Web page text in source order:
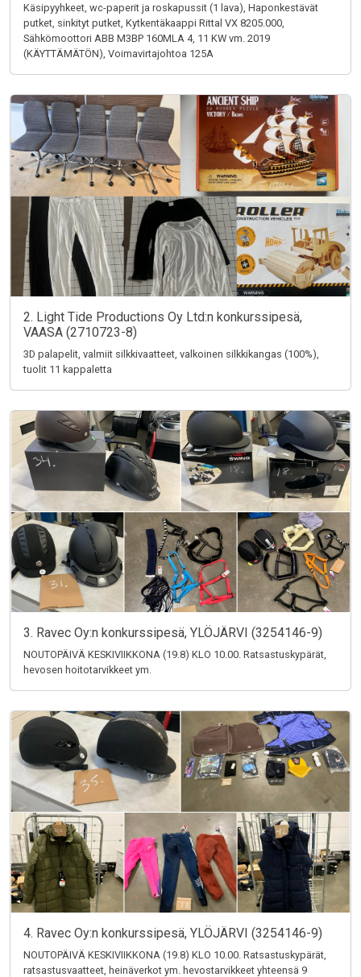
Käsipyyhkeet, wc-paperit ja roskapussit (1 lava), Haponkestävät
putket, sinkityt putket, Kytkentäkaappi Rittal VX 8205.000,
Sähkömoottori ABB M3BP 160MLA 4, 11 KW vm. 2019
(KÄYTTÄMÄTÖN), Voimavirtajohtoa 125A
2. Light Tide Productions Oy Ltd:n konkurssipesä,
VAASA (2710723-8)
3D palapelit, valmiit silkkivaatteet, valkoinen silkkikangas (100%),
tuolit 11 kappaletta
3. Ravec Oy:n konkurssipesä, YLÖJÄRVI (3254146-9)
NOUTOPÄIVÄ KESKIVIIKKONA (19.8) KLO 10.00. Ratsastuskypärät,
hevosen hoitotarvikkeet ym.
4. Ravec Oy:n konkurssipesä, YLÖJÄRVI (3254146-9)
NOUTOPÄIVÄ KESKIVIIKKONA (19.8) KLO 10.00. Ratsastuskypärät,
ratsastusvaatteet, heinäverkot ym. hevostarvikkeet yhteensä 9